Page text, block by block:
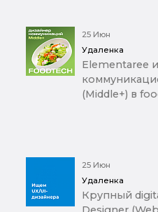
25 Июн
Удаленка
Elementaree
(Middle+) в
25 Июн
Удаленка
Крупный